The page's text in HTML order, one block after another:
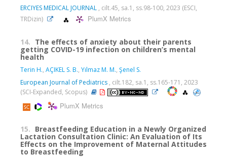
ERCIYES MEDICAL JOURNAL , cilt.45, sa.1, ss.98-100, 2023 (ESCI,
TRDizin)
PlumX Metrics
14. The effects of anxiety about their parents
getting COVID-19 infection on children’s mental
health
Terin H., AÇIKEL S. B., Yılmaz M. M., Şenel S.
European Journal of Pediatrics , cilt.182, sa.1, ss.165-171, 2023
(SCI-Expanded, Scopus)
PlumX Metrics
15. Breastfeeding Education in a Newly Organized
Lactation Consultation Clinic: An Evaluation of Its
Effects on the Improvement of Maternal Attitudes
to Breastfeeding